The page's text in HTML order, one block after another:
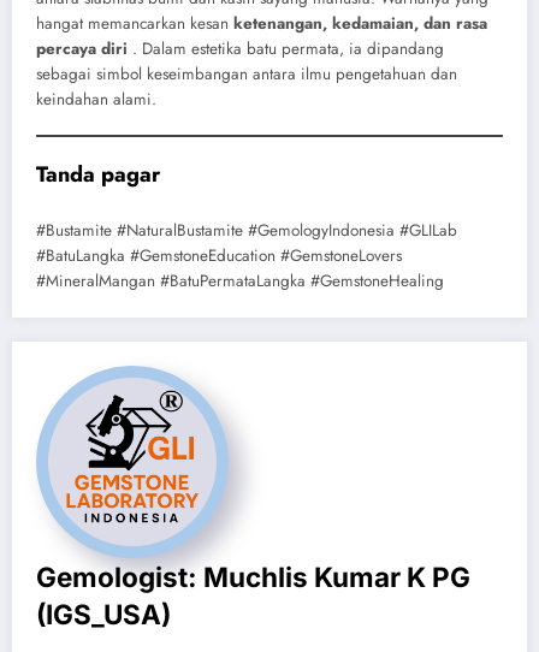
hangat memancarkan kesan ketenangan, kedamaian, dan rasa
percaya diri . Dalam estetika batu permata, ia dipandang
sebagai simbol keseimbangan antara ilmu pengetahuan dan
keindahan alami.
Tanda pagar
#Bustamite #NaturalBustamite #GemologyIndonesia #GLILab
#BatuLangka #GemstoneEducation #GemstoneLovers
#MineralMangan #BatuPermataLangka #GemstoneHealing
Gemologist: Muchlis Kumar K PG
(IGS_USA)